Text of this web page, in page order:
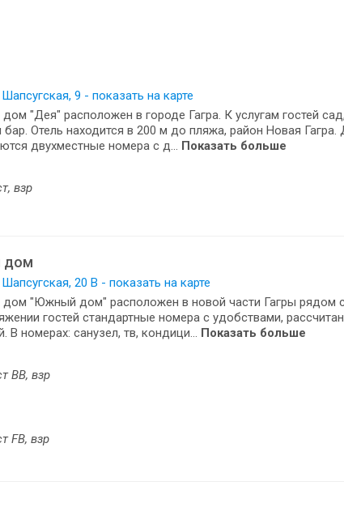
Шапсугская, 9 - показать на карте
дом "Дея" расположен в городе Гагра. К услугам гостей
бар. Отель находится в 200 м до пляжа, район Новая
двухместные номера с д... Показать больше
взр
Шапсугская, 20 В - показать на карте
дом "Южный дом" расположен в новой части Гагры рядом
гостей стандартные номера с удобствами,
В номерах: санузел, тв, кондици... Показать больше
BB, взр
FB, взр